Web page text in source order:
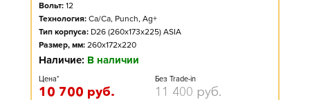
Вольт: 12
Технология: Ca/Ca, Punch, Ag+
Тип корпуса: D26 (260x173x225) ASIA
Размер, мм: 260x172x220
Наличие: В наличии
Цена*
10 700 руб.
Без Trade-in
11 400 руб.